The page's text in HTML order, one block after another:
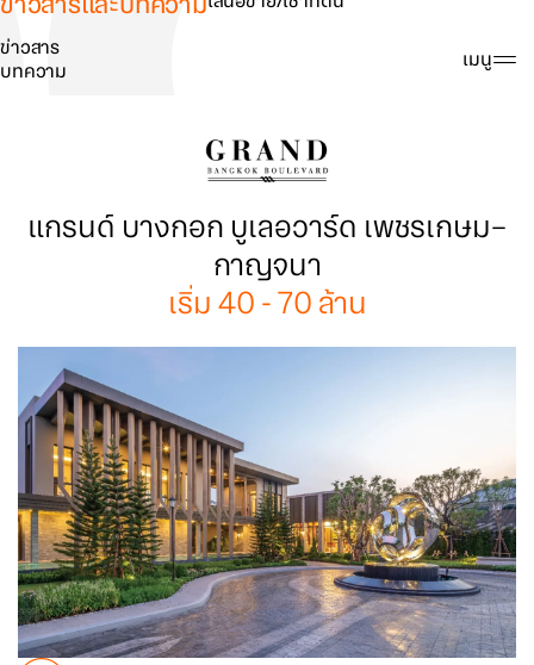
ค้นหา เมนู
ข่าวสาร
บทความ
แกรนด์ บางกอก บูเลอวาร์ด เพชรเกษม–
กาญจนา
เริ่ม 40 - 70 ล้าน